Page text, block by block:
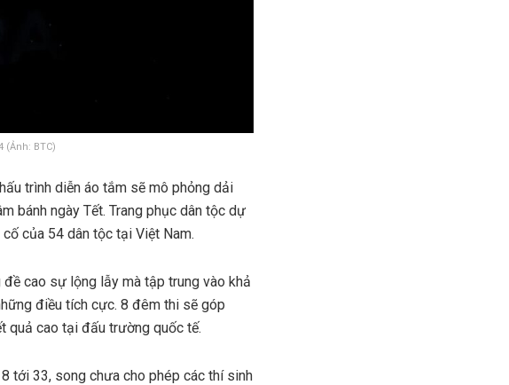
(Ảnh: BTC)
trình diễn áo tắm sẽ mô phỏng dải
bánh ngày Tết. Trang phục dân tộc dự
của 54 dân tộc tại Việt Nam.
đề cao sự lộng lẫy mà tập trung vào khả
điều tích cực. 8 đêm thi sẽ góp
quả cao tại đấu trường quốc tế.
tới 33, song chưa cho phép các thí sinh